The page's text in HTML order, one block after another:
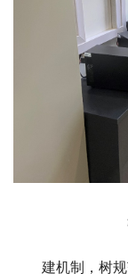
建机制，树